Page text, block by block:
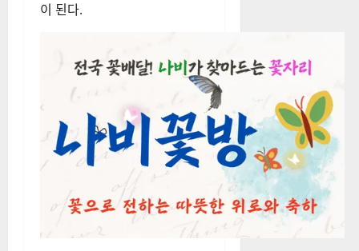
이 된다.